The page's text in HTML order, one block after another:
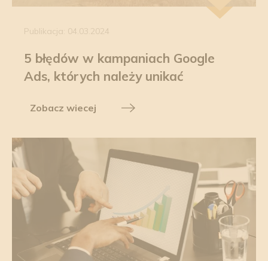
Publikacja: 04.03.2024
5 błędów w kampaniach Google
Ads, których należy unikać
Zobacz wiecej